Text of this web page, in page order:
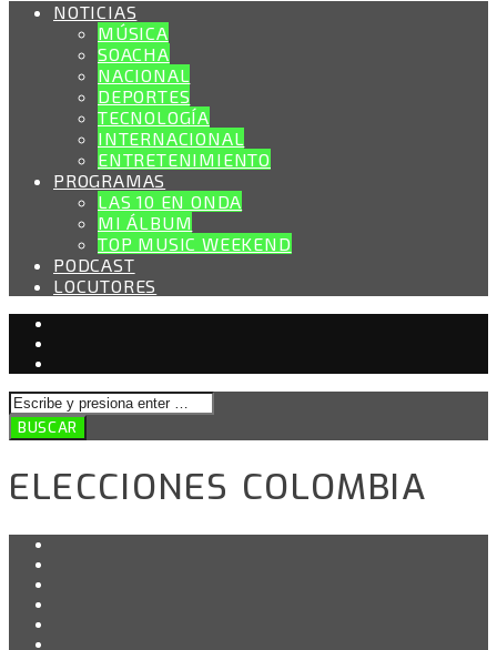
NOTICIAS
MÚSICA
SOACHA
NACIONAL
DEPORTES
TECNOLOGÍA
INTERNACIONAL
ENTRETENIMIENTO
PROGRAMAS
LAS 10 EN ONDA
MI ÁLBUM
TOP MUSIC WEEKEND
PODCAST
LOCUTORES
ELECCIONES COLOMBIA